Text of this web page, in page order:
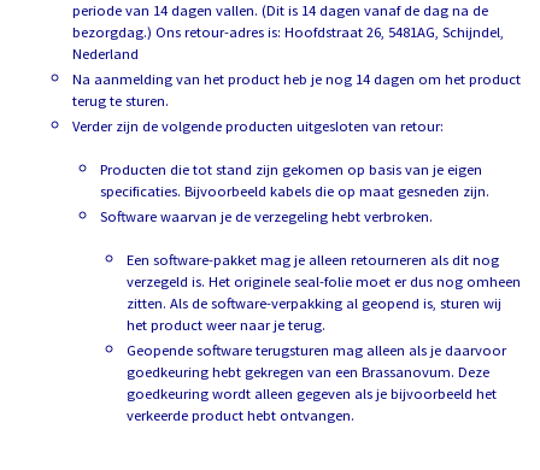
periode van 14 dagen vallen. (Dit is 14 dagen vanaf de dag na de
bezorgdag.) Ons retour-adres is: Hoofdstraat 26, 5481AG, Schijndel,
Nederland
Na aanmelding van het product heb je nog 14 dagen om het product
terug te sturen.
Verder zijn de volgende producten uitgesloten van retour:
Producten die tot stand zijn gekomen op basis van je eigen
specificaties. Bijvoorbeeld kabels die op maat gesneden zijn.
Software waarvan je de verzegeling hebt verbroken.
Een software-pakket mag je alleen retourneren als dit nog
verzegeld is. Het originele seal-folie moet er dus nog omheen
zitten. Als de software-verpakking al geopend is, sturen wij
het product weer naar je terug.
Geopende software terugsturen mag alleen als je daarvoor
goedkeuring hebt gekregen van een Brassanovum. Deze
goedkeuring wordt alleen gegeven als je bijvoorbeeld het
verkeerde product hebt ontvangen.